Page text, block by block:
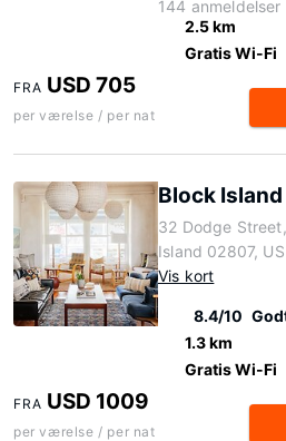
144 anmeldelser
2.5 km
Gratis Wi-Fi
FRA USD 705
per værelse / per nat
Block
32 Dodge
Island 02807, US
Vis kort
8.4/10
1.3 km
Gratis Wi-Fi
FRA USD 1009
per værelse / per nat